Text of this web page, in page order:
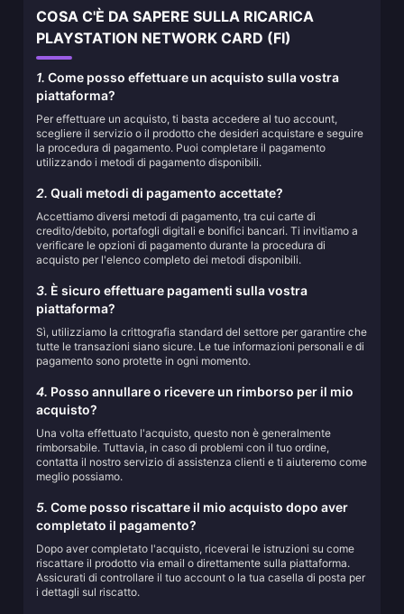
COSA C'È DA SAPERE SULLA RICARICA
PLAYSTATION NETWORK CARD (FI)
1. Come posso effettuare un acquisto sulla vostra
piattaforma?
Per effettuare un acquisto, ti basta accedere al tuo account,
scegliere il servizio o il prodotto che desideri acquistare e seguire
la procedura di pagamento. Puoi completare il pagamento
utilizzando i metodi di pagamento disponibili.
2. Quali metodi di pagamento accettate?
Accettiamo diversi metodi di pagamento, tra cui carte di
credito/debito, portafogli digitali e bonifici bancari. Ti invitiamo a
verificare le opzioni di pagamento durante la procedura di
acquisto per l'elenco completo dei metodi disponibili.
3. È sicuro effettuare pagamenti sulla vostra
piattaforma?
Sì, utilizziamo la crittografia standard del settore per garantire che
tutte le transazioni siano sicure. Le tue informazioni personali e di
pagamento sono protette in ogni momento.
4. Posso annullare o ricevere un rimborso per il mio
acquisto?
Una volta effettuato l'acquisto, questo non è generalmente
rimborsabile. Tuttavia, in caso di problemi con il tuo ordine,
contatta il nostro servizio di assistenza clienti e ti aiuteremo come
meglio possiamo.
5. Come posso riscattare il mio acquisto dopo aver
completato il pagamento?
Dopo aver completato l'acquisto, riceverai le istruzioni su come
riscattare il prodotto via email o direttamente sulla piattaforma.
Assicurati di controllare il tuo account o la tua casella di posta per
i dettagli sul riscatto.